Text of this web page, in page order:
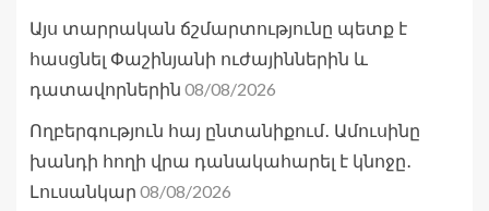
Այս տարրական ճշմարտությունը պետք է
հասցնել Փաշինյանի ուժայիններին և
դատավորներին 08/08/2026
Ողբերգություն հայ ընտանիքում․ Ամուսինը
խանդի հողի վրա դանակահարել է կնոջը․
Լուսանկար 08/08/2026